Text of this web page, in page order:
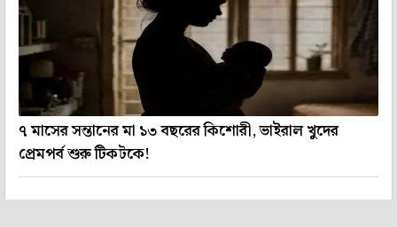
৭ মাসের সন্তানের মা ১৩ বছরের কিশোরী, ভাইরাল খুদের
প্রেমপর্ব শুরু টিকটকে!